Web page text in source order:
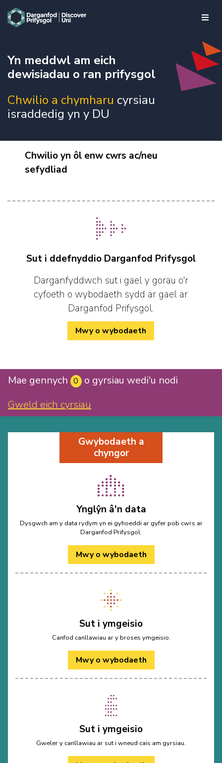
skip to main content
Yn meddwl am eich
dewisiadau o ran prifysgol
Chwilio a chymharu cyrsiau
israddedig yn y DU
Chwilio yn ôl enw cwrs ac/neu
sefydliad
Sut i ddefnyddio Darganfod Prifysgol
Darganfyddwch sut i gael y gorau o'r
cyfoeth o wybodaeth sydd ar gael ar
Darganfod Prifysgol.
Mwy o wybodaeth
Mae gennych 0
o gyrsiau wedi'u nodi
Gweld eich cyrsiau
Gwybodaeth a
chyngor
Ynglŷn â'n data
Dysgwch am y data rydym yn ei gyhoeddi ar gyfer pob cwrs ar
Darganfod Prifysgol.
Mwy o wybodaeth
Sut i ymgeisio
Canfod canllawiau ar y broses ymgeisio.
Mwy o wybodaeth
Sut i ymgeisio
Gweler y canllawiau ar sut i wneud cais am gyrsiau.